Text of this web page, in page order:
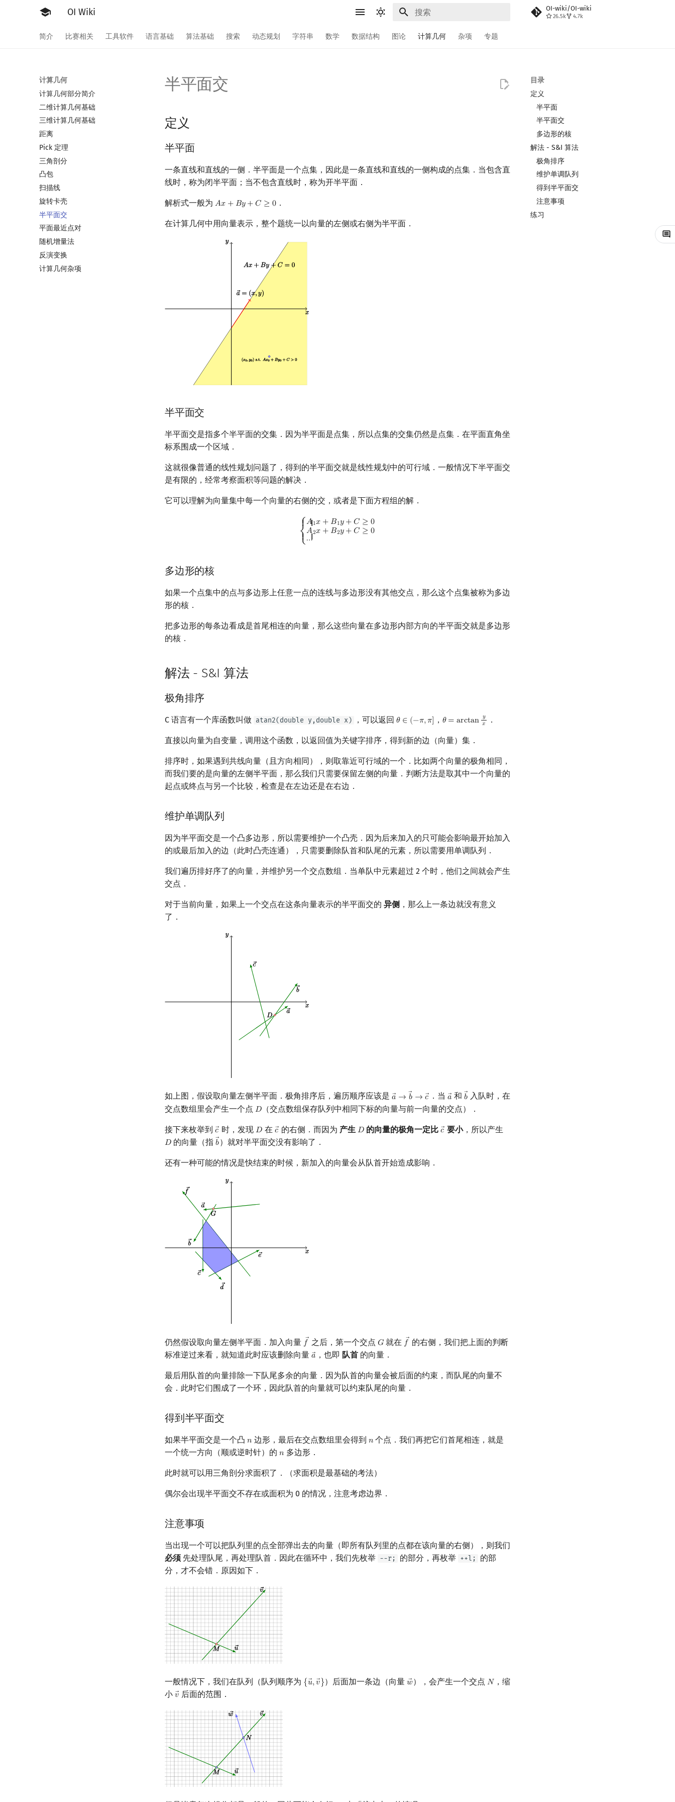
OI Wiki OI-wiki/OI-wiki
26.5k 4.7k
简介 比赛相关 工具软件 语言基础 算法基础 搜索 动态规划 字符串 数学 数据结构 图论 计算几何 杂项 专题
计算几何
计算几何部分简介
二维计算几何基础
三维计算几何基础
距离
Pick 定理
三角剖分
凸包
扫描线
旋转卡壳
半平面交
平面最近点对
随机增量法
反演变换
计算几何杂项
目录
定义
半平面
半平面交
多边形的核
解法 - S&I 算法
极角排序
维护单调队列
得到半平面交
注意事项
练习
半平面交
定义
半平面
一条直线和直线的一侧．半平面是一个点集，因此是一条直线和直线的一侧构成的点集．当包含直
线时，称为闭半平面；当不包含直线时，称为开半平面．
解析式一般为 𝐴𝑥 + 𝐵𝑦+𝐶 ≥ 0
Ax+ By +C≥0 ．
在计算几何中用向量表示，整个题统一以向量的左侧或右侧为半平面．
半平面交
半平面交是指多个半平面的交集．因为半平面是点集，所以点集的交集仍然是点集．在平面直角坐
标系围成一个区域．
这就很像普通的线性规划问题了，得到的半平面交就是线性规划中的可行域．一般情况下半平面交
是有限的，经常考察面积等问题的解决．
它可以理解为向量集中每一个向量的右侧的交，或者是下面方程组的解．
⎧
{ {
⎨
{ {
⎩
𝐴1𝑥 + 𝐵1𝑦+𝐶 ≥ 0
𝐴2𝑥 + 𝐵2𝑦+𝐶 ≥ 0
⋯
+ B1y+ C≥ 0A2x +B2y+C≥
多边形的核
如果一个点集中的点与多边形上任意一点的连线与多边形没有其他交点，那么这个点集被称为多边
形的核．
把多边形的每条边看成是首尾相连的向量，那么这些向量在多边形内部方向的半平面交就是多边形
的核．
解法 - S&I 算法
极角排序
C 语言有一个库函数叫做 atan2(double y,double x) ，可以返回 𝜃 ∈ (−𝜋,𝜋]
θ ∈ −π,π] ， 𝜃= arctan 𝑦
𝑥
θ =arctanyx ．
直接以向量为自变量，调用这个函数，以返回值为关键字排序，得到新的边（向量）集．
排序时，如果遇到共线向量（且方向相同），则取靠近可行域的一个．比如两个向量的极角相同，
而我们要的是向量的左侧半平面，那么我们只需要保留左侧的向量．判断方法是取其中一个向量的
起点或终点与另一个比较，检查是在左边还是在右边．
维护单调队列
因为半平面交是一个凸多边形，所以需要维护一个凸壳．因为后来加入的只可能会影响最开始加入
的或最后加入的边（此时凸壳连通），只需要删除队首和队尾的元素，所以需要用单调队列．
我们遍历排好序了的向量，并维护另一个交点数组．当单队中元素超过 2 个时，他们之间就会产生
交点．
对于当前向量，如果上一个交点在这条向量表示的半平面交的 异侧 ，那么上一条边就没有意义
了．
如上图，假设取向量左侧半平面．极角排序后，遍历顺序应该是 𝑎 → 𝑏 → 𝑐
a →→b → → c→
．当𝑎
a →
和𝑏
b →
入队时，在
交点数组里会产生一个点 𝐷
D （交点数组保存队列中相同下标的向量与前一向量的交点）．
接下来枚举到 𝑐
c →
时，发现 𝐷
D 在 𝑐
c →
的右侧．而因为 产生 𝐷
D 的向量的极角一定比 𝑐
c →
要小，所以产生
𝐷
D 的向量（指𝑏
b→
）就对半平面交没有影响了．
还有一种可能的情况是快结束的时候，新加入的向量会从队首开始造成影响．
仍然假设取向量左侧半平面．加入向量 𝑓
f→之后，第一个交点 𝐺
G 就在 𝑓
f→的右侧，我们把上面的判断
标准逆过来看，就知道此时应该删除向量 𝑎
a →，也即 队首的向量．
最后用队首的向量排除一下队尾多余的向量．因为队首的向量会被后面的约束，而队尾的向量不
会．此时它们围成了一个环，因此队首的向量就可以约束队尾的向量．
得到半平面交
如果半平面交是一个凸 𝑛
n 边形，最后在交点数组里会得到 𝑛
n 个点．我们再把它们首尾相连，就是
一个统一方向（顺或逆时针）的 𝑛
n 多边形．
此时就可以用三角剖分求面积了．（求面积是最基础的考法）
偶尔会出现半平面交不存在或面积为 0 的情况，注意考虑边界．
注意事项
当出现一个可以把队列里的点全部弹出去的向量（即所有队列里的点都在该向量的右侧），则我们
必须 先处理队尾，再处理队首．因此在循环中，我们先枚举 --r; 的部分，再枚举 ++l;
的部
分，才不会错．原因如下．
一般情况下，我们在队列（队列顺序为 {𝑢,𝑣}
{ u→,v→）后面加一条边（向量𝑤
w→），会产生一个交点 𝑁
N，缩
小 𝑣
v →
后面的范围．